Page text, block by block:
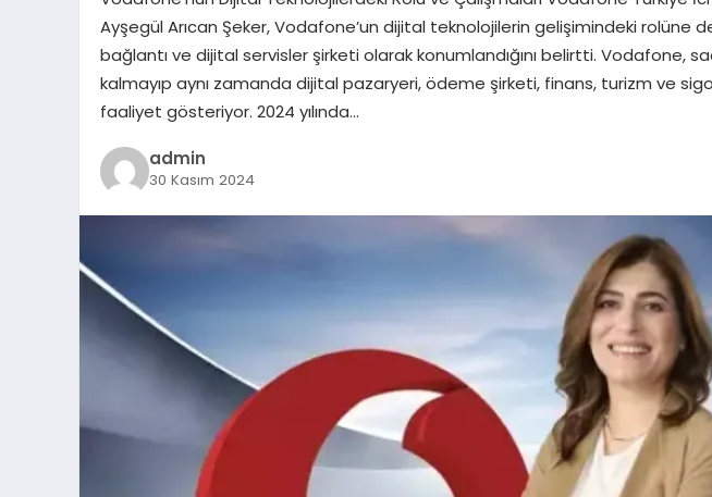
Ayşegül Arıcan Şeker, Vodafone’un dijital teknolojilerin gelişimindeki rolüne
bağlantı ve dijital servisler şirketi olarak konumlandığını belirtti. Vodafone,
kalmayıp aynı zamanda dijital pazaryeri, ödeme şirketi, finans, turizm ve
faaliyet gösteriyor. 2024 yılında…
admin
30 Kasım 2024